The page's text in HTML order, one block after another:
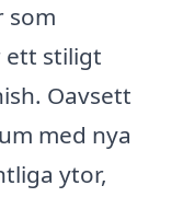
som
ett stiligt
Oavsett
med nya
ytor,